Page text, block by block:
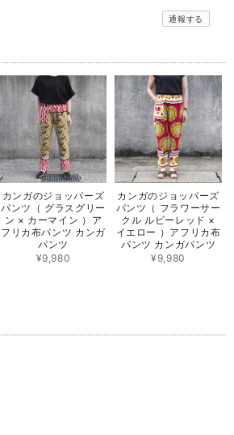
通報する
カンガのジョッパーズ
パンツ（ グラスグリー
ン × カーマイン ）ア
フリカ布パンツ カンガ
パンツ
¥9,980
カンガのジョッパーズ
パンツ（ フラワーサー
クル ルビーレッド ×
イエロー ）アフリカ布
パンツ カンガパンツ
¥9,980